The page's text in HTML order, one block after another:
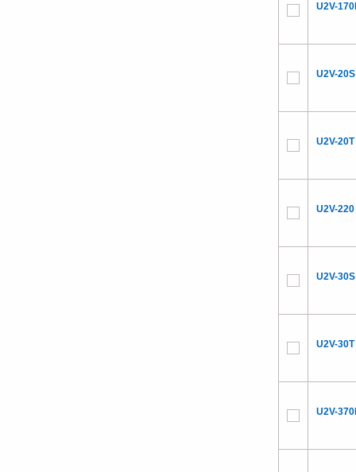
U2V-
U2V-20S
U2V-20T
U2V-220
U2V-30S
U2V-30T
U2V-